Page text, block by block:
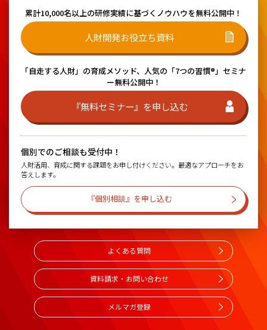
累計10,000名以上の研修実績に基づく ノウハウを無料公開中！
人財開発お役立ち資料
「自走する人財」の育成メソッド、 人気の「7つの習慣®」セミナ
ー無料公開中！
『無料セミナー』を申し込む
個別でのご相談も受付中！
人財活用、育成に関する課題をお申し付けください。最適なアプローチをお
答えします。
『個別相談』を申し込む
よくある質問
資料請求・お問い合わせ
メルマガ登録